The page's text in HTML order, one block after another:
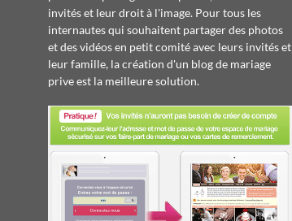
invités et leur droit à l'image. Pour tous les
internautes qui souhaitent partager des photos
et des vidéos en petit comité avec leurs invités et
leur famille, la création d'un blog de mariage
prive est la meilleure solution.